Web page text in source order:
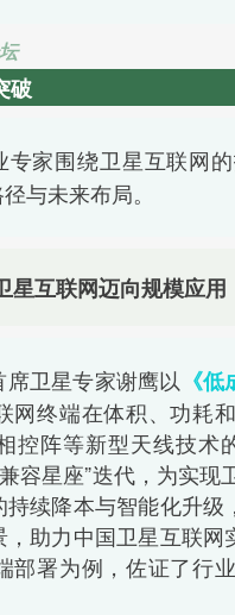
破
家围绕卫星互联网
与未来布局。
星互联网迈向规模应用
卫星专家谢鹰以 《
网终端在体积、功耗
控阵等新型天线技术
容星座”迭代，为实现
续降本与智能化升
助力中国卫星互联
部署为例，佐证了行